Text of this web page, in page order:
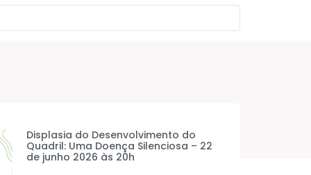
Displasia do Desenvolvimento do
Quadril: Uma Doença Silenciosa – 22
de junho 2026 às 20h